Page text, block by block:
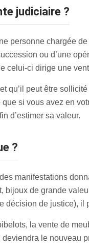
judiciaire ?
personne chargée
ou d’une
celui-ci dirige une
qu’il peut être
si vous avez en
d’estimer sa valeur.
?
manifestations
de grande
décision de justice),
la vente de
le nouveau